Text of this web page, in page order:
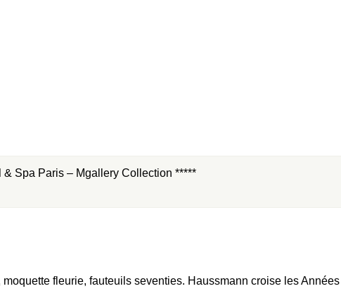
& Spa Paris – Mgallery Collection *****
fleurie, fauteuils seventies. Haussmann croise les